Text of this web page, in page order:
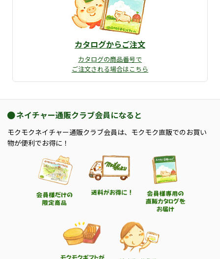
カタログからご注文
カタログの商品番号で
ご注文される場合はこちら
ネイチャー通販クラブ会員になると
モクモクネイチャー通販クラブ会員は、モクモク直販でのお買い
物が便利でお得に！